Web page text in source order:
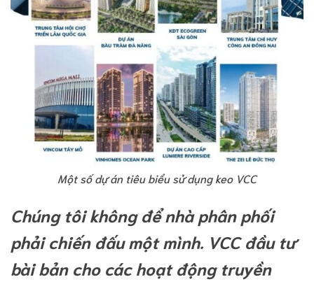
Một số dự án tiêu biểu sử dụng keo VCC
Chúng tôi không để nhà phân phối
phải chiến đấu một mình. VCC đầu tư
bài bản cho các hoạt động truyền